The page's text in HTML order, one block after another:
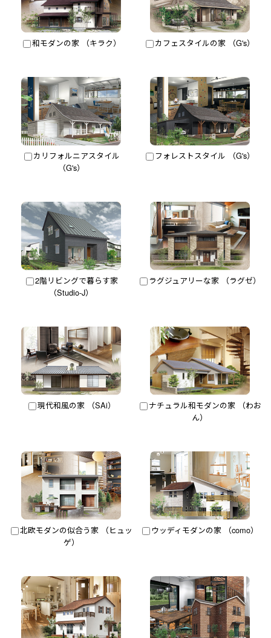
和モダンの家 （キラク） カフェスタイルの家 （G's）
カリフォルニアスタイル
（G's）
フォレストスタイル （G's）
2階リビングで暮らす家
（Studio-J）
ラグジュアリーな家 （ラグゼ）
現代和風の家 （SAi）
ナチュラル和モダンの家 （わお
ん）
北欧モダンの似合う家 （ヒュッ
ゲ）
ウッディモダンの家 （como）